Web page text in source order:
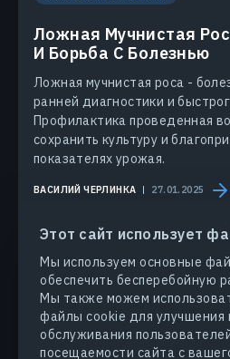
Этот сайт использует
Мы используем основные
обеспечить бесперебойную
Мы также можем
файлы cookie для улучшения
обслуживания
посещаемости сайта с
Ложная Мучнистая
И Борьба С Болезнью
Ложная мучнистая роса -
ранней диагностики и
Профилактика проведенная
сохранить культуру и
показателях урожая.
ВАСИЛИЙ ЧЕРЛИНКА 27.01.2025